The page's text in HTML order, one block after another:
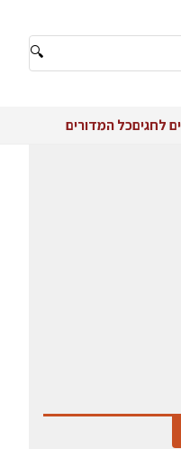
🔍
לחגיםכל המדורים